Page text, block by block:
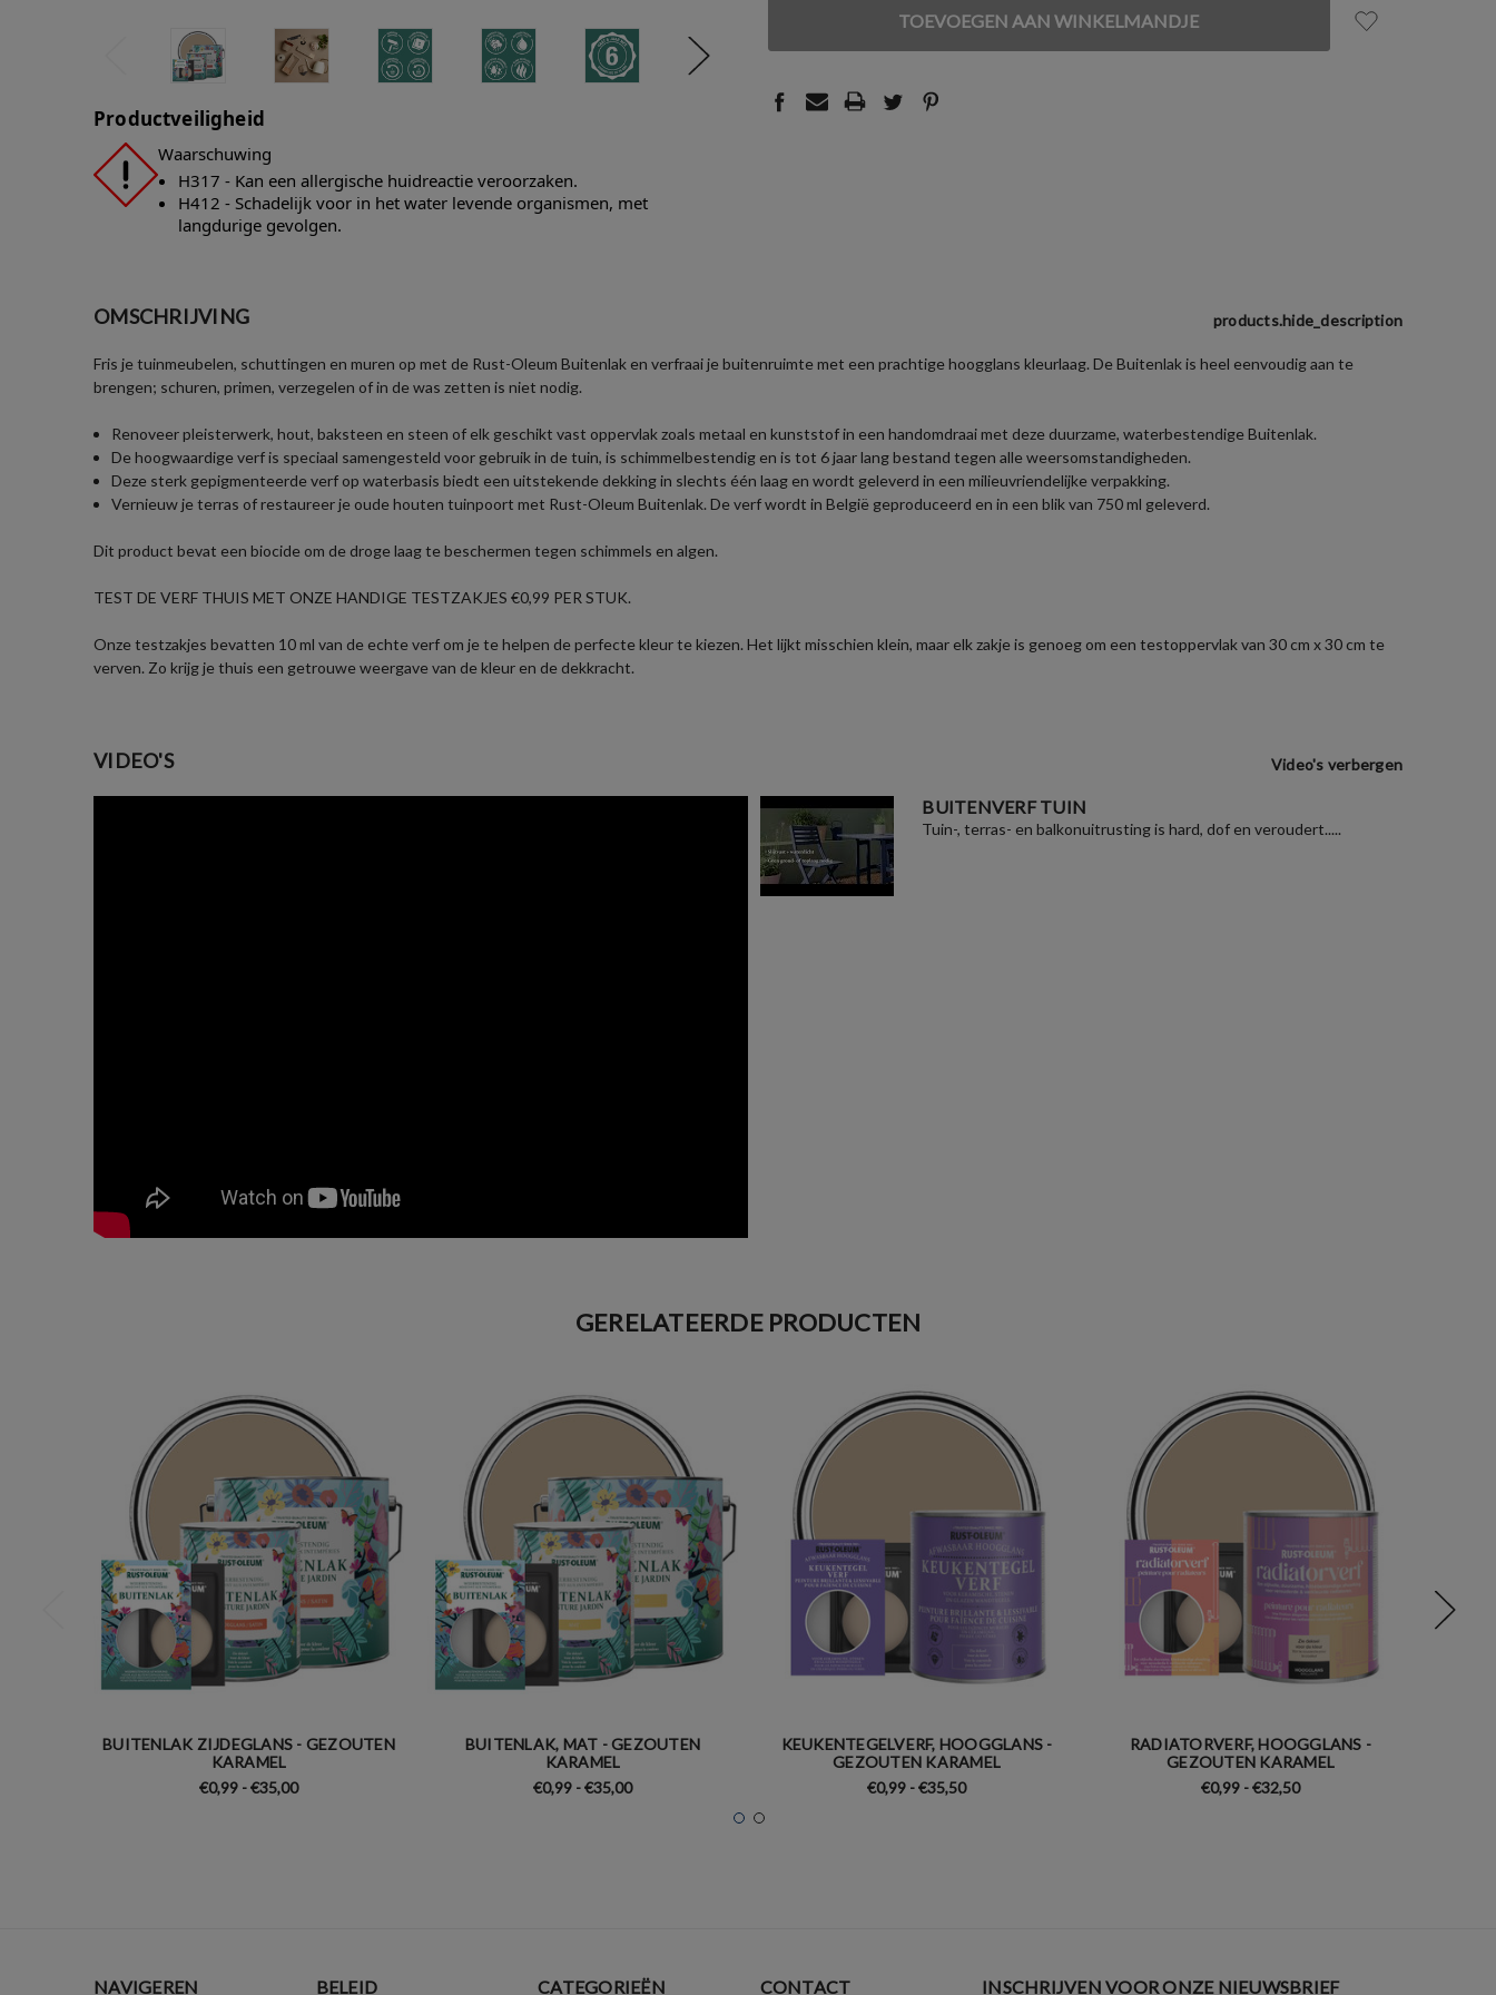
Productveiligheid
Waarschuwing
H317 - Kan een allergische huidreactie veroorzaken.
H412 - Schadelijk voor in het water levende organismen, met
langdurige gevolgen.
UNDEFINEDUNDEFINED
OMSCHRIJVING products.hide_description
Fris je tuinmeubelen, schuttingen en muren op met de Rust-Oleum Buitenlak en verfraai je buitenruimte met een prachtige hoogglans kleurlaag. De Buitenlak is heel eenvoudig aan te
brengen; schuren, primen, verzegelen of in de was zetten is niet nodig.
Renoveer pleisterwerk, hout, baksteen en steen of elk geschikt vast oppervlak zoals metaal en kunststof in een handomdraai met deze duurzame, waterbestendige Buitenlak.
De hoogwaardige verf is speciaal samengesteld voor gebruik in de tuin, is schimmelbestendig en is tot 6 jaar lang bestand tegen alle weersomstandigheden.
Deze sterk gepigmenteerde verf op waterbasis biedt een uitstekende dekking in slechts één laag en wordt geleverd in een milieuvriendelijke verpakking.
Vernieuw je terras of restaureer je oude houten tuinpoort met Rust-Oleum Buitenlak. De verf wordt in België geproduceerd en in een blik van 750 ml geleverd.
Dit product bevat een biocide om de droge laag te beschermen tegen schimmels en algen.
TEST DE VERF THUIS MET ONZE HANDIGE TESTZAKJES €0,99 PER STUK.
Onze testzakjes bevatten 10 ml van de echte verf om je te helpen de perfecte kleur te kiezen. Het lijkt misschien klein, maar elk zakje is genoeg om een testoppervlak van 30 cm x 30 cm te
verven. Zo krijg je thuis een getrouwe weergave van de kleur en de dekkracht.
VIDEO'S Video's verbergen
BUITENVERF TUIN
Tuin-, terras- en balkonuitrusting is hard, dof en veroudert.....
GERELATEERDE PRODUCTEN
BUITENLAK ZIJDEGLANS - GEZOUTEN
KARAMEL
€0,99 - €35,00
BUITENLAK, MAT - GEZOUTEN
KARAMEL
€0,99 - €35,00
KEUKENTEGELVERF, HOOGGLANS -
GEZOUTEN KARAMEL
€0,99 - €35,50
RADIATORVERF, HOOGGLANS -
GEZOUTEN KARAMEL
€0,99 - €32,50
NAVIGEREN BELEID CATEGORIEËN CONTACT INSCHRIJVEN VOOR ONZE NIEUWSBRIEF